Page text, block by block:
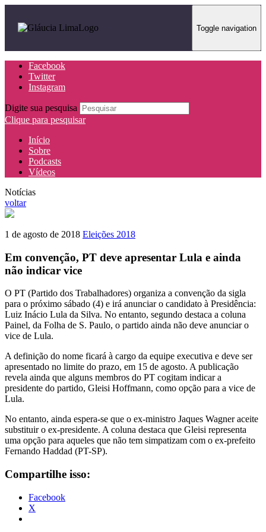
Toggle navigation
Facebook
Twitter
Instagram
Digite sua pesquisa
Clique para pesquisar
Início
Sobre
Podcasts
Vídeos
Notícias
voltar
1 de agosto de 2018 Eleições 2018
Em convenção, PT deve apresentar Lula e ainda
não indicar vice
O PT (Partido dos Trabalhadores) organiza a convenção da sigla
para o próximo sábado (4) e irá anunciar o candidato à Presidência:
Luiz Inácio Lula da Silva. No entanto, segundo destaca a coluna
Painel, da Folha de S. Paulo, o partido ainda não deve anunciar o
vice de Lula.
A definição do nome ficará à cargo da equipe executiva e deve ser
apresentado no limite do prazo, em 15 de agosto. A publicação
revela ainda que alguns membros do PT cogitam indicar a
presidente do partido, Gleisi Hoffmann, como opção para a vice de
Lula.
No entanto, ainda espera-se que o ex-ministro Jaques Wagner aceite
substituir o ex-presidente. A coluna destaca que Gleisi representa
uma opção para aqueles que não tem simpatizam com o ex-prefeito
Fernando Haddad (PT-SP).
Compartilhe isso:
Facebook
X